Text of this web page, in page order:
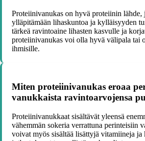
Proteiinivanukas on hyvä proteiinin lähde,
ylläpitämään lihaskuntoa ja kylläisyyden
tärkeä ravintoaine lihasten kasvulle ja
proteiinivanukas voi olla hyvä välipala tai
ihmisille.
Miten proteiinivanukas eroaa
vanukkaista ravintoarvojensa
Proteiinivanukkaat sisältävät yleensä
vähemmän sokeria verrattuna perinteisiin
voivat myös sisältää lisättyjä vitamiineja ja